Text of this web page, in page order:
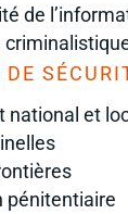
de
national et
pénitentiaire